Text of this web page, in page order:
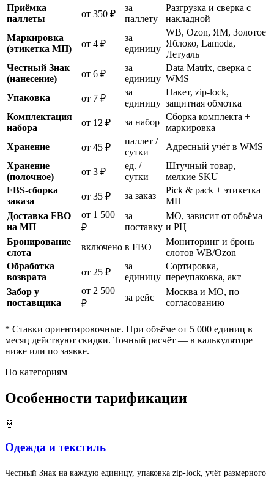
Приёмка
паллеты
от 350 ₽
за
паллету
Разгрузка и сверка с
накладной
Маркировка
(этикетка МП)
от 4 ₽
за
единицу
WB, Ozon, ЯМ, Золотое
Яблоко, Lamoda,
Летуаль
Честный Знак
(нанесение)
от 6 ₽
за
единицу
Data Matrix, сверка с
WMS
Упаковка
от 7 ₽
за
единицу
Пакет, zip-lock,
защитная обмотка
Комплектация
набора
от 12 ₽ за набор
Сборка комплекта +
маркировка
Хранение
от 45 ₽
паллет /
сутки
Адресный учёт в WMS
Хранение
(полочное)
от 3 ₽
ед. /
сутки
Штучный товар,
мелкие SKU
FBS-сборка
заказа
от 35 ₽ за заказ
Pick & pack + этикетка
МП
Доставка FBO
на МП
от 1 500
₽
за
поставку
МО, зависит от объёма
и РЦ
Бронирование
слота
включено в FBO
Мониторинг и бронь
слотов WB/Ozon
Обработка
возврата
от 25 ₽
за
единицу
Сортировка,
переупаковка, акт
Забор у
поставщика
от 2 500
₽
за рейс
Москва и МО, по
согласованию
* Ставки ориентировочные. При объёме от 5 000 единиц в
месяц действуют скидки. Точный расчёт — в калькуляторе
ниже или по заявке.
По категориям
Особенности тарификации
👗
Одежда и текстиль
Честный Знак на каждую единицу, упаковка zip-lock, учёт размерного